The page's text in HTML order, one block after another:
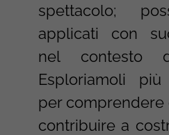
spettacolo;
applicati con
nel contesto
Esploriamoli
per comprendere
contribuire a